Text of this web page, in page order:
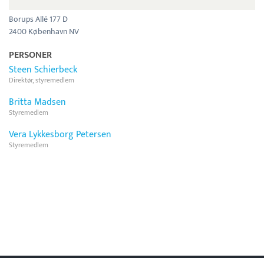
Borups Allé 177 D
2400 København NV
PERSONER
Steen Schierbeck
Direktør, styremedlem
Britta Madsen
Styremedlem
Vera Lykkesborg Petersen
Styremedlem